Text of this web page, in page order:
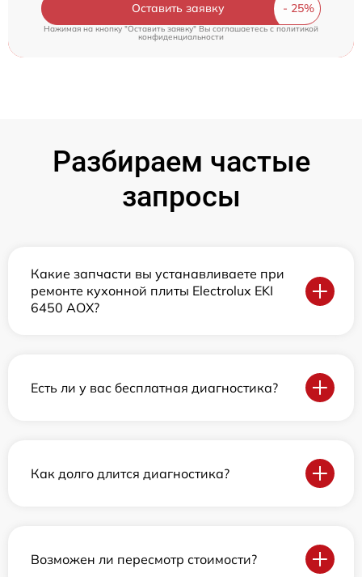
Оставить заявку
Нажимая на кнопку "Оставить заявку" Вы соглашаетесь c политикой
конфиденциальности
Разбираем частые
запросы
Какие запчасти вы устанавливаете при
ремонте кухонной плиты Electrolux EKI
6450 AOX?
Есть ли у вас бесплатная диагностика?
Как долго длится диагностика?
Возможен ли пересмотр стоимости?